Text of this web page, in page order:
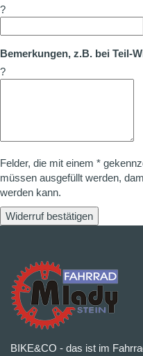
?
Bemerkungen, z.B. bei Teil-
?
Felder, die mit einem *
müssen ausgefüllt werden,
werden kann.
Widerruf bestätigen
BIKE&CO - das ist im